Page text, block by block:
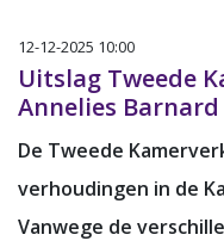
12-12-2025 10:00
Uitslag Tweede
Annelies
De Tweede
verhoudingen in de
Vanwege de